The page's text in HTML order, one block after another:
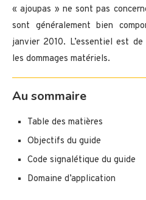
« ajoupas » ne sont pas
sont généralement bien
janvier 2010. L’essentiel est
les dommages matériels.
Au sommaire
Table des matières
Objectifs du guide
Code signalétique du guide
Domaine d’application